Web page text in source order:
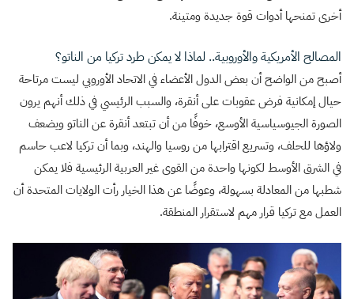
أخرى تمنحها أدوات قوة جديدة ومتينة.
المصالح الأمريكية والأوروبية.. لماذا لا يمكن طرد تركيا من الناتو؟
أصبح من الواضح أن بعض الدول الأعضاء في الاتحاد الأوروبي ليست مرتاحة
حيال إمكانية فرض عقوبات على أنقرة، والسبب الرئيسي في ذلك أنهم يرون
الصورة الجيوسياسية الأوسع، خوفًا من أن تبتعد أنقرة عن الناتو ويضعف
ولاؤها للحلف، وتسريع اقترابها من روسيا والهند، وبما أن تركيا لاعب حاسم
في الشرق الأوسط لكونها واحدة من القوى غير العربية الرئيسية فلا يمكن
شطبها من المعادلة بسهولة، وعوضًا عن هذا الخيار رأت الولايات المتحدة أن
العمل مع تركيا قرار مهم لاستقرار المنطقة.